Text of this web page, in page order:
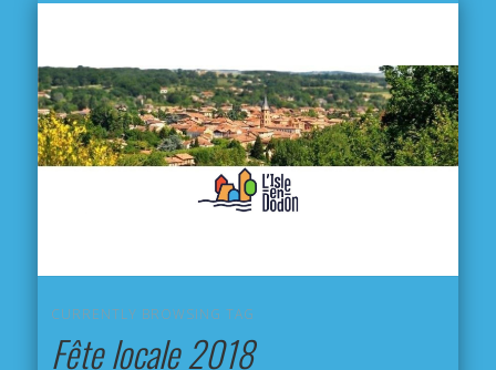
CURRENTLY BROWSING TAG
Fête locale 2018